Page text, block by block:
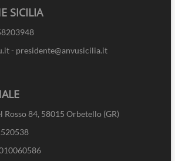
SICILIA
- presidente@anvusicilia.it
Rosso 84, 58015 Orbetello (GR)